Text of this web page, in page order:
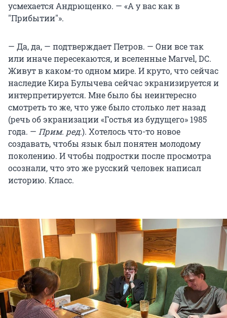
усмехается Андрющенко. — «А у вас как в
"Прибытии"».
— Да, да, — подтверждает Петров. — Они все так
или иначе пересекаются, и вселенные Marvel, DC.
Живут в каком-то одном мире. И круто, что сейчас
наследие Кира Булычева сейчас экранизируется и
интерпретируется. Мне было бы неинтересно
смотреть то же, что уже было столько лет назад
(речь об экранизации «Гостья из будущего» 1985
года. — Прим. ред.). Хотелось что-то новое
создавать, чтобы язык был понятен молодому
поколению. И чтобы подростки после просмотра
осознали, что это же русский человек написал
историю. Класс.